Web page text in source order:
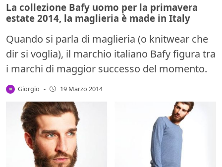
La collezione Bafy uomo per la primavera
estate 2014, la maglieria è made in Italy
Quando si parla di maglieria (o knitwear che
dir si voglia), il marchio italiano Bafy figura tra
i marchi di maggior successo del momento.
Giorgio - 19 Marzo 2014